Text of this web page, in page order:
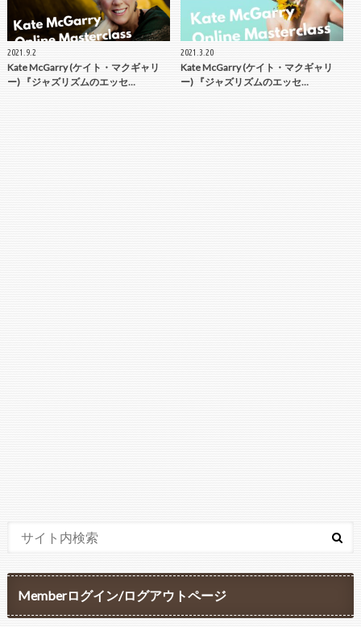
2021.9.2
Kate McGarry (ケイト・マクギャリ
ー) 『ジャズリズムのエッセ…
2021.3.20
Kate McGarry (ケイト・マクギャリ
ー) 『ジャズリズムのエッセ…
Memberログイン/ログアウトページ